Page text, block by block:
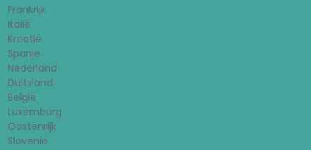
Frankrijk
Italië
Kroatië
Spanje
Nederland
Duitsland
België
Luxemburg
Oostenrijk
Slovenië